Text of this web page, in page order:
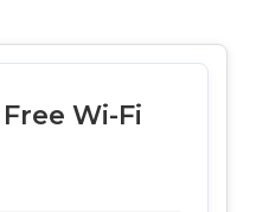
Wi-Fi